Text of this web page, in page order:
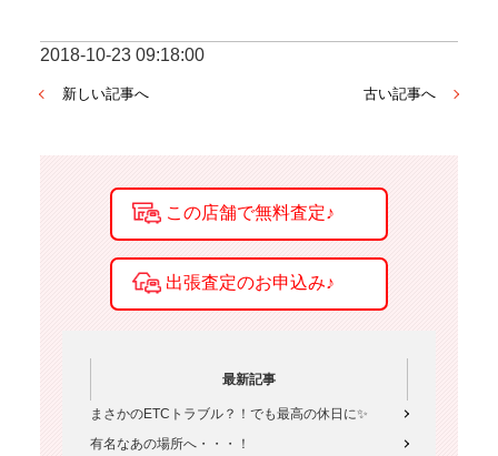
2018-10-23 09:18:00
新しい記事へ 古い記事へ
最新記事
まさかのETCトラブル？！でも最高の休日に✨
有名なあの場所へ・・・！